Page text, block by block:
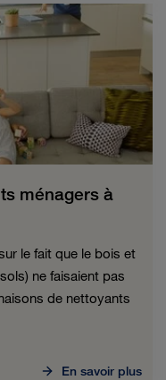
ménagers à
le fait que le bois et
ne faisaient pas
de nettoyants
En savoir plus